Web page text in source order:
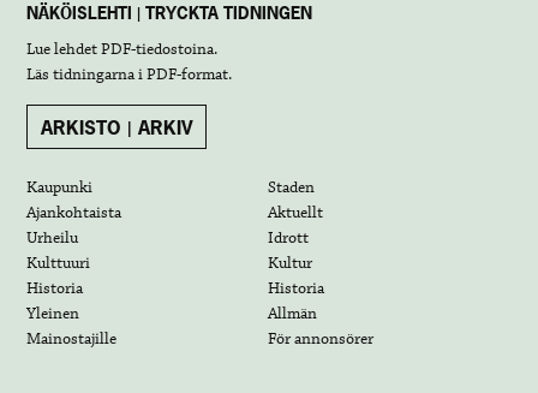
NÄKÖISLEHTI | TRYCKTA TIDNINGEN
Lue lehdetPDF-tiedostoina.
Läs tidningarna iPDF-format.
ARKISTO | ARKIV
Kaupunki
Staden
Ajankohtaista
Aktuellt
Urheilu
Idrott
Kulttuuri
Kultur
Historia
Historia
Yleinen
Allmän
Mainostajille
För annonsörer